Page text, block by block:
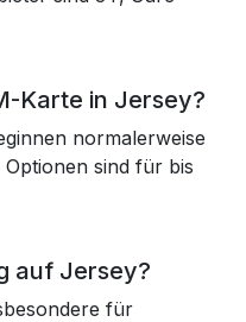
Karte in Jersey?
normalerweise
sind für bis
auf Jersey?
für